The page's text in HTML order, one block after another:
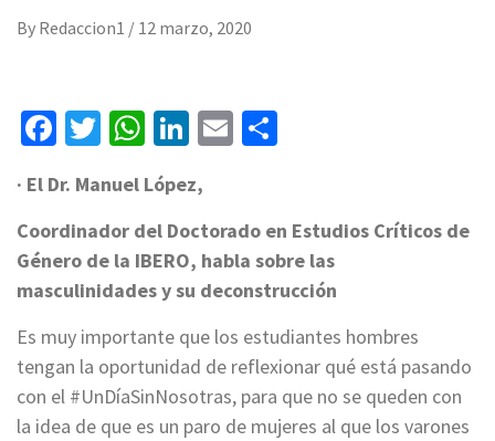
By Redaccion1 / 12 marzo, 2020
Facebook
Twitter
WhatsApp
LinkedIn
Email
· El Dr. Manuel López,
Coordinador del Doctorado en Estudios Críticos de
Género de la IBERO, habla sobre las
masculinidades y su deconstrucción
Es muy importante que los estudiantes hombres
tengan la oportunidad de reflexionar qué está pasando
con el #UnDíaSinNosotras, para que no se queden con
la idea de que es un paro de mujeres al que los varones